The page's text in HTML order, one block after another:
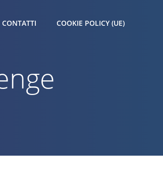
CONTATTI COOKIE POLICY (UE)